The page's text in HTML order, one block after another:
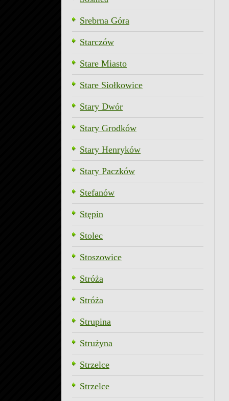
Srebrna Góra
Starczów
Stare Miasto
Stare Siołkowice
Stary Dwór
Stary Grodków
Stary Henryków
Stary Paczków
Stefanów
Stępin
Stolec
Stoszowice
Stróża
Stróża
Strupina
Strużyna
Strzelce
Strzelce